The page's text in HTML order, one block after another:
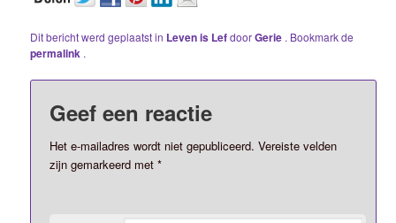
Dit bericht werd geplaatst in Leven is LefdoorGerie . Bookmark de
permalink .
Geef een reactie
Het e-mailadres wordt niet gepubliceerd. Vereiste velden
zijn gemarkeerd met*